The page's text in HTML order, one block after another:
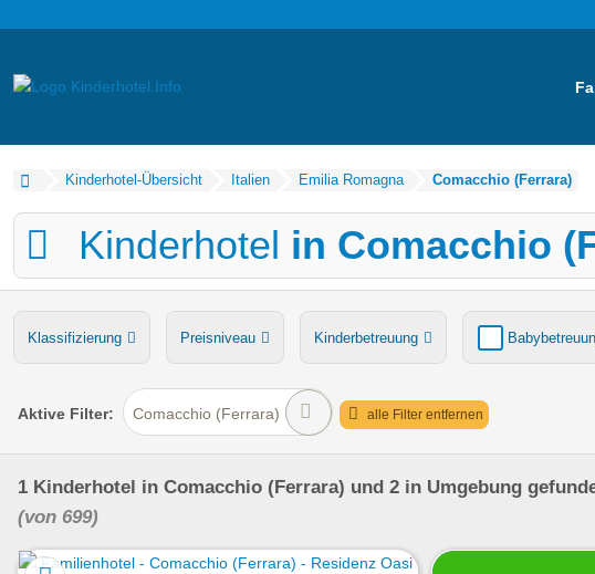
Kinderhotel-Übersicht Italien Emilia Romagna Comacchio (Ferrara)
Kinderhotel in Comacchio
Klassifizierung Preisniveau Kinderbetreuung
Verpflegung Bauernhof Ponyreiten Wasserrutsche
Aktive Filter: Comacchio (Ferrara) alle Filter entfernen
1 Kinderhotel in Comacchio (Ferrara) und 2 in Umgebung
(von 699)